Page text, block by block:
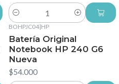
Cantidad
BOHPJC04|HP
Batería Original
Notebook HP 240 G6
Nueva
$54.000